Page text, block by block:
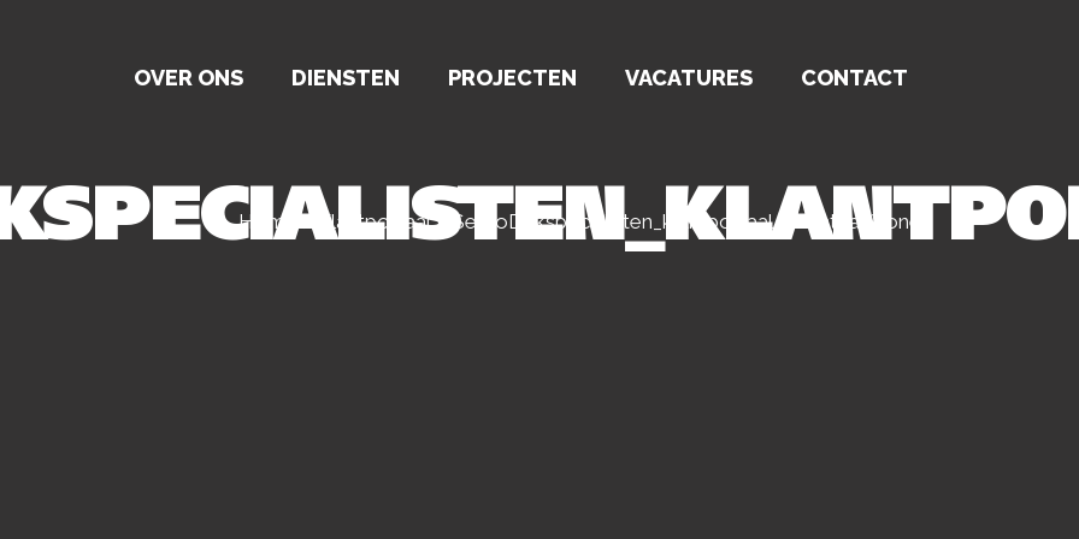
OVER ONS DIENSTEN PROJECTEN VACATURES CONTACT
Home > Klantportaal> SercoDakspecialisten_klantportaal_VechtdalWonen